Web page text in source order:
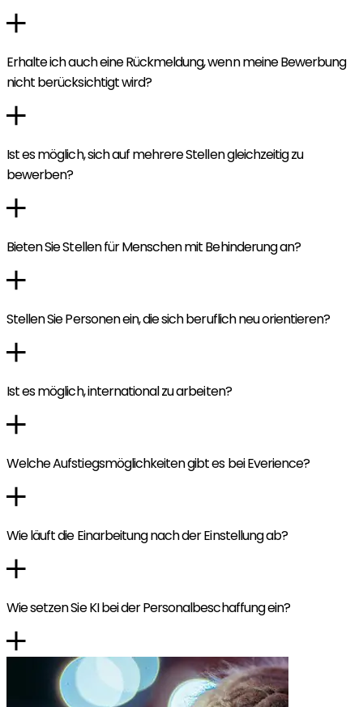
Erhalte ich auch eine Rückmeldung, wenn meine Bewerbung
nicht berücksichtigt wird?
Ist es möglich, sich auf mehrere Stellen gleichzeitig zu
bewerben?
Bieten Sie Stellen für Menschen mit Behinderung an?
Stellen Sie Personen ein, die sich beruflich neu orientieren?
Ist es möglich, international zu arbeiten?
Welche Aufstiegsmöglichkeiten gibt es bei Everience?
Wie läuft die Einarbeitung nach der Einstellung ab?
Wie setzen Sie KI bei der Personalbeschaffung ein?